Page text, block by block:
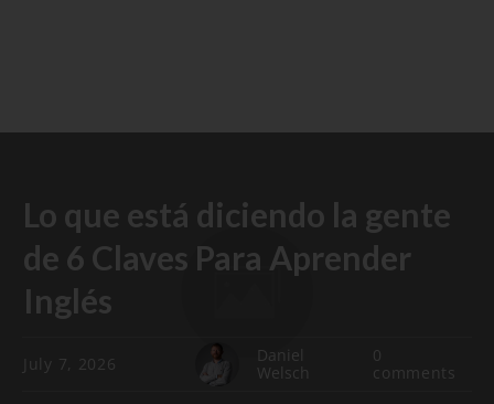
Lo que está diciendo la gente
de 6 Claves Para Aprender
Inglés
July 7, 2026
Daniel
Welsch
0
comments